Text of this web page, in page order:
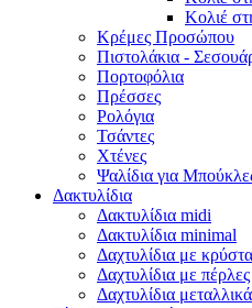
Κολιέ
Κρέμες Προσώπου
Πιστολάκια -
Πορτοφόλια
Πρέσσες
Ρολόγια
Τσάντες
Χτένες
Ψαλίδια για
Δακτυλίδια
Δακτυλίδια midi
Δακτυλίδια minimal
Δαχτυλίδια με
Δαχτυλίδια με πέρλες
Δαχτυλίδια μεταλλικά